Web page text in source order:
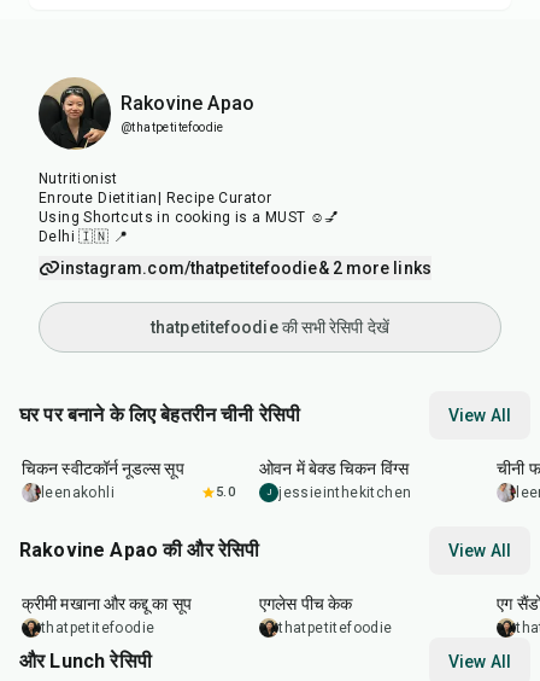
Rakovine Apao
@thatpetitefoodie
Nutritionist
Enroute Dietitian| Recipe Curator
Using Shortcuts in cooking is a MUST ☺️💅
Delhi 🇮🇳 📍
instagram.com/thatpetitefoodie& 2 more links
thatpetitefoodie की सभी रेसिपी देखें
घर पर बनाने के लिए बेहतरीन चीनी रेसिपी View All
min
चिकन स्वीटकॉर्न नूडल्स सूप
leenakohli 5.0
1
ओवन में बेक्ड चिकन विंग्स
J jessieinthekitchen
चीनी
Rakovine Apao की और रेसिपी View All
क्रीमी मखाना और कद्दू का सूप
thatpetitefoodie
एगलेस पीच केक
thatpetitefoodie
एग
और Lunch रेसिपी View All
1